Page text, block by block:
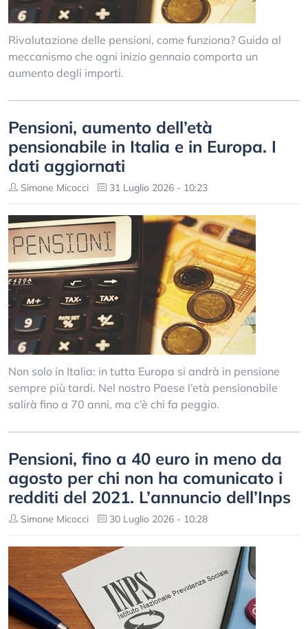
Rivalutazione delle pensioni, come funziona? Guida al
meccanismo che ogni inizio gennaio comporta un
aumento degli importi.
Pensioni, aumento dell’età
pensionabile in Italia e in Europa. I
dati aggiornati
Simone Micocci 31 Luglio 2026 - 10:23
Non solo in Italia: in tutta Europa si andrà in pensione
sempre più tardi. Nel nostro Paese l’età pensionabile
salirà fino a 70 anni, ma c’è chi fa peggio.
Pensioni, fino a 40 euro in meno da
agosto per chi non ha comunicato i
redditi del 2021. L’annuncio dell’Inps
Simone Micocci 30 Luglio 2026 - 10:28